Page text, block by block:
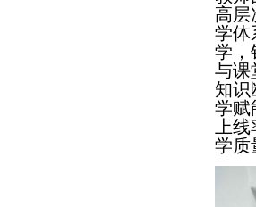
高层
学体
学，
与课
知识
学赋
上
学质